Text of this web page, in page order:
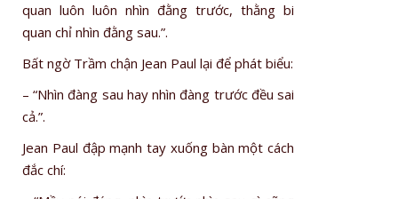
quan luôn luôn nhìn đằng trước, thằng bi
quan chỉ nhìn đằng sau.”.
Bất ngờ Trầm chận Jean Paul lại để phát biểu:
– “Nhìn đàng sau hay nhìn đàng trước đều sai
cả.”.
Jean Paul đập mạnh tay xuống bàn một cách
đắc chí: